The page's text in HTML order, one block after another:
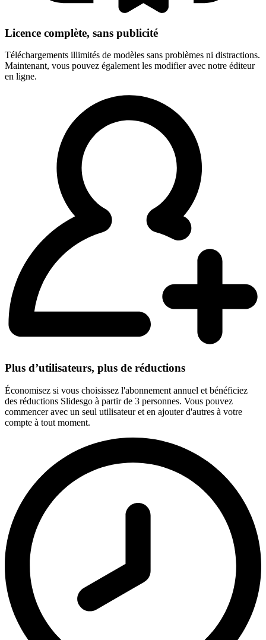
Licence complète, sans publicité
Téléchargements illimités de modèles sans problèmes ni distractions.
Maintenant, vous pouvez également les modifier avec notre éditeur
en ligne.
Plus d’utilisateurs, plus de réductions
Économisez si vous choisissez l'abonnement annuel et bénéficiez
des réductions Slidesgo à partir de 3 personnes. Vous pouvez
commencer avec un seul utilisateur et en ajouter d'autres à votre
compte à tout moment.